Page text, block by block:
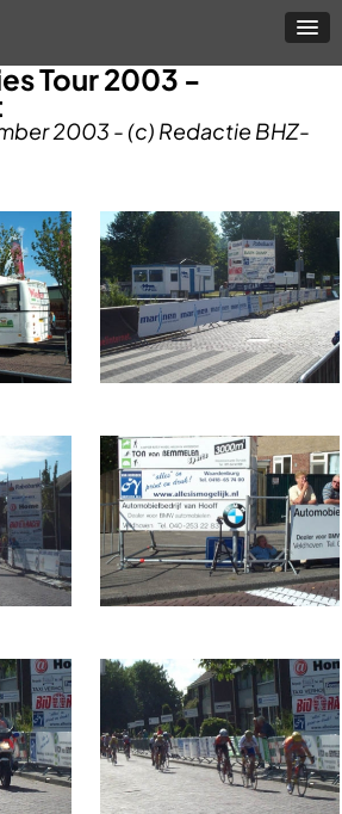
Tour 2003 -
2003 - (c) Redactie BHZ-